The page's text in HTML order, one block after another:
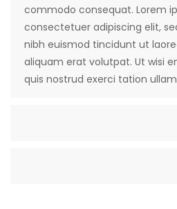
commodo consequat. Lorem
consectetuer adipiscing elit,
nibh euismod tincidunt ut
aliquam erat volutpat. Ut wisi
quis nostrud exerci tation